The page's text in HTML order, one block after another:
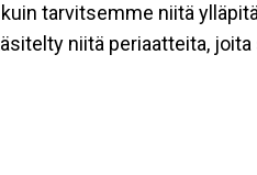
tarvitsemme niitä
niitä periaatteita,